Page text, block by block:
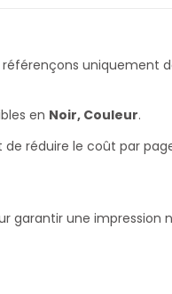
référençons uniquement
en Noir, Couleur.
réduire le coût par
garantir une impression